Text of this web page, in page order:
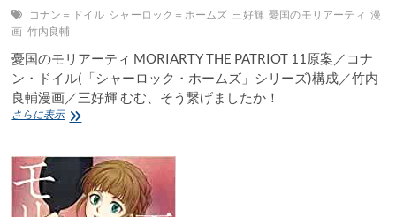
コナン＝ドイル シャーロック＝ホームズ 三好輝 憂国のモリアーティ 漫
画 竹内良輔
憂国のモリアーティ MORIARTY THE PATRIOT 11原案／コナ
ン・ドイル(「シャーロック・ホームズ」シリーズ)構成／竹内
良輔漫画／三好輝 むむ、そう繋げましたか！
さらに表示憂
モ
ー